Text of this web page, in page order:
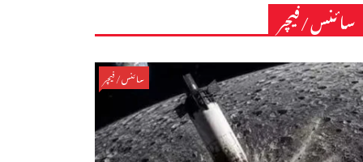
سائنس/فیچر
سائنس/فیچر